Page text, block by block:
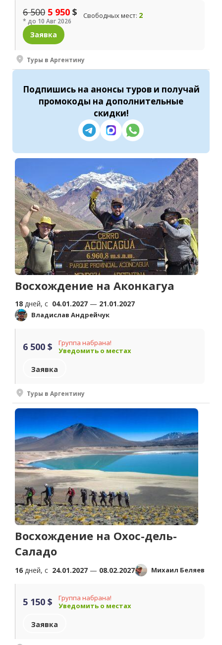
6 500 5 950 $
* до 10 Авг 2026
Свободных мест: 2
Заявка
Туры в Аргентину
Подпишисьна анонсы туров и получай
промокоды на дополнительные
скидки!
Восхождение на Аконкагуа
18 дней, c 04.01.2027 — 21.01.2027
Владислав Андрейчук
6 500 $
Группа набрана!
Уведомить о местах
Заявка
Туры в Аргентину
Восхождение на Охос-дель-
Саладо
16 дней, c 24.01.2027 — 08.02.2027 Михаил Беляев
5 150 $
Группа набрана!
Уведомить о местах
Заявка